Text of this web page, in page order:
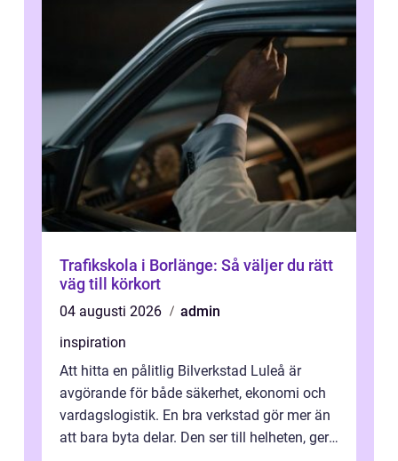
Trafikskola i Borlänge: Så väljer du rätt
väg till körkort
04 augusti 2026
admin
inspiration
Att hitta en pålitlig Bilverkstad Luleå är
avgörande för både säkerhet, ekonomi och
vardagslogistik. En bra verkstad gör mer än
att bara byta delar. Den ser till helheten, ger